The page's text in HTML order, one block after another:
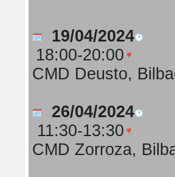
19/04/2024
18:00-20:00
CMD Deusto,
26/04/2024
11:30-13:30
CMD Zorroza,